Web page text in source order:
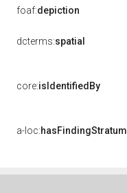
foaf:depiction
dcterms:spatial
core:isIdentifiedBy
a-loc:hasFindingStratum